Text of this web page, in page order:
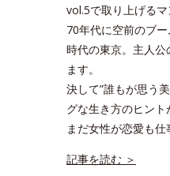
vol.5で取り上げるマ
70年代に空前のブ
時代の東京。主人
ます。
決して”誰もが思う
グな生き方のヒント
まだ女性が恋愛も
記事を読む ＞